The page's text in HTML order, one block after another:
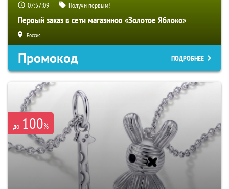
07:57:08 Получи первым!
Первый заказ в сети магазинов «Золотое Яблоко»
Россия
Промокод ПОДРОБНЕЕ
до 100%